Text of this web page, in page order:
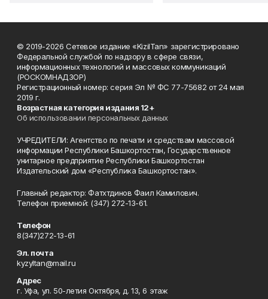
© 2019-2026 Сетевое издание «KizilTan» зарегистрировано
Федеральной службой по надзору в сфере связи,
информационных технологий и массовых коммуникаций
(РОСКОМНАДЗОР)
Регистрационный номер: серия Эл № ФС 77-75682 от 24 мая
2019 г.
Возрастная категория издания 12+
Об использовании персональных данных
УЧРЕДИТЕЛИ: Агентство по печати и средствам массовой
информации Республики Башкортостан, Государственное
унитарное предприятие Республики Башкортостан
Издательский дом «Республика Башкортостан».
Главный редактор: Фатхтдинов Фаил Камилович.
Телефон приемной: (347) 272-13-61.
Телефон
8(347)272-13-61
Эл. почта
kyzyltan@mail.ru
Адрес
г. Уфа, ул. 50-летия Октября, д. 13, 6 этаж